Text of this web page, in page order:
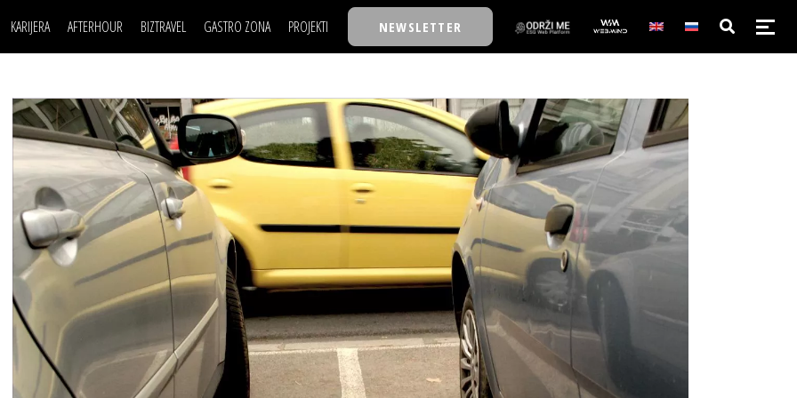
KARIJERA
LJUDI (HR)
MOJ UGAO
USAVRŠAVANJE
KNOW-HOW
AFTERHOUR
KNJIGE
AUTO SVET
STIL
WELLBEING
BIZTRAVEL GASTRO ZONA PROJEKTI
TASTY TALKS
30 ISPOD 30
BACK TO OFFICE/SCHOOL
BIZBENDOVI
BMW BIZNIS LIGA
IZJAVA GODINE
NEWSLETTER
POSAO
MOJ UGAO
USAVRŠAVANJE
KNOW-HOW
FILM I SCENA
AUTO SVET
STIL
WELLBEING
NAJKOLEGA
30 ISPOD 30
BACK TO OFFICE/SCHOOL
BIZBENDOVI
BIZKOLEGIJUM
BMW BIZNIS LIGA
IZJAVA GODINE